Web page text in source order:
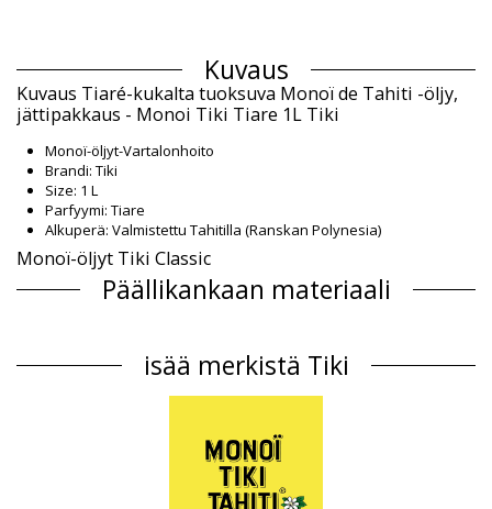
Kuvaus
Kuvaus Tiaré-kukalta tuoksuva Monoï de Tahiti -öljy,
jättipakkaus - Monoi Tiki Tiare 1L Tiki
Monoï-öljyt-Vartalonhoito
Brandi: Tiki
Size: 1 L
Parfyymi: Tiare
Alkuperä: Valmistettu Tahitilla (Ranskan Polynesia)
Monoï-öljyt Tiki Classic
Päällikankaan materiaali
Flower Extract, Parfum (Fragrance), Tocopherol (Vitamin E), Amyl
cinnamal, Benzyl Alcohol, Benzyl benzoate, Benzyl salicylate,
Citronellol, Citrus Aurantium B
Tuotetiedot
Osasto: Unisex, Monoï-öljyt
Paketti sisältää: 1 x Monoï-öljyt (Muut tarvikkeet eivät sisälly
isää merkistä Tiki